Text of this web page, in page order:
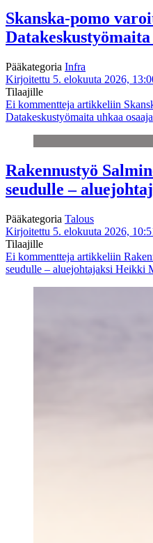
Skanska-pomo
Pääkategoria Infra
Kirjoitettu 5. elokuuta 2026,
Tilaajille
Ei kommentteja artikkeliin
Datakeskustyömaita uhkaa
Rakennustyö
seudulle –
Pääkategoria Talous
Kirjoitettu 5. elokuuta 2026,
Tilaajille
Ei kommentteja artikkeliin
seudulle – aluejohtajaksi Heikki